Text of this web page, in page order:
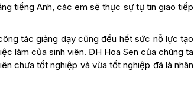
tiếng Anh, các em sẽ thực sự tự tin giao tiếp
tác giảng dạy cũng đều hết sức nỗ lực tạo
làm của sinh viên. ĐH Hoa Sen của chúng ta
chưa tốt nghiệp và vừa tốt nghiệp đã là nhân